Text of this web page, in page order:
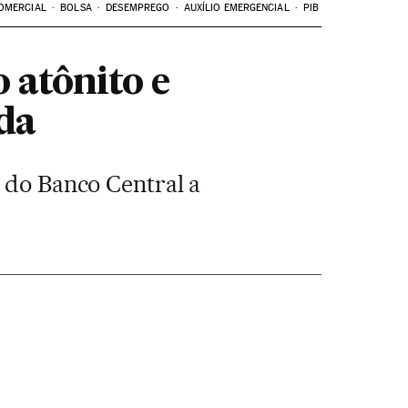
BOLSA DESEMPREGO AUXÍLIO EMERGENCIAL PIB
atônito e
Banco Central a